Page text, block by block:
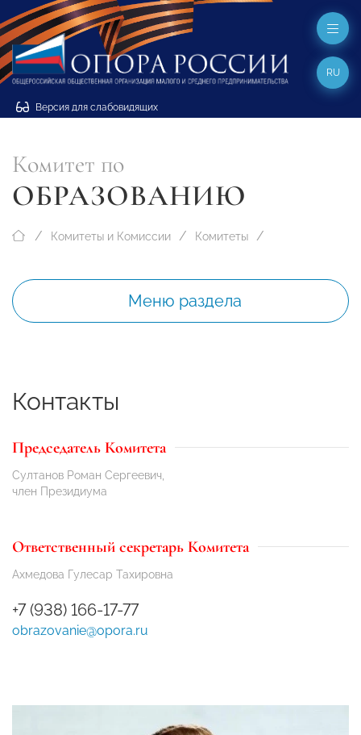
Версия для слабовидящих
RU
Комитет по
ОБРАЗОВАНИЮ
Комитеты и Комиссии Комитеты
Меню раздела
Контакты
Председатель Комитета
Султанов Роман Сергеевич,
член Президиума
Ответственный секретарь Комитета
Ахмедова Гулесар Тахировна
+7 (938) 166-17-77
obrazovanie@opora.ru